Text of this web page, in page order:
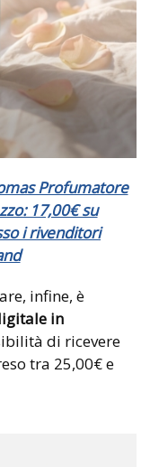
Profumatore
17,00€ su
i rivenditori
infine, è
in
di ricevere
tra 25,00€ e